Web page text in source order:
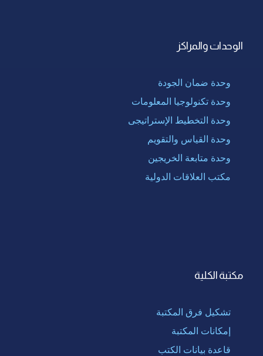
الوحدات والمراكز
وحدة ضمان الجودة
وحدة تكنولوجيا المعلومات
وحدة التخطيط الإستراتيجى
وحدة القياس والتقويم
وحدة متابعة الخريجين
مكتب العلاقات الدولية
مكتبة الكلية
تشكيل فرق المكتبة
إمكانات المكتبة
قاعدة بيانات الكتب